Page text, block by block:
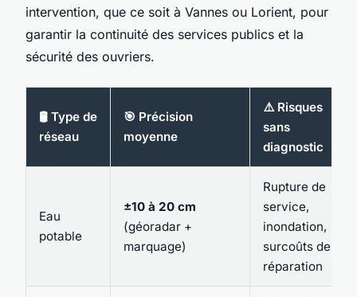
intervention, que ce soit à Vannes ou Lorient, pour
garantir la continuité des services publics et la
sécurité des ouvriers.
🛢️ Type de
réseau
🎯 Précision
moyenne
⚠️ Risques
sans
diagnostic
Eau
potable
±10 à 20 cm
(géoradar +
marquage)
Rupture de
service,
inondation,
surcoûts de
réparation